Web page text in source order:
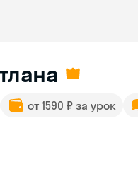
от 1590 ₽ за урок